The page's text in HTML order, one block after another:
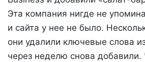
Эта компания нигде не
и сайта у нее не было.
они удалили ключевые слова
через неделю снова добавили.